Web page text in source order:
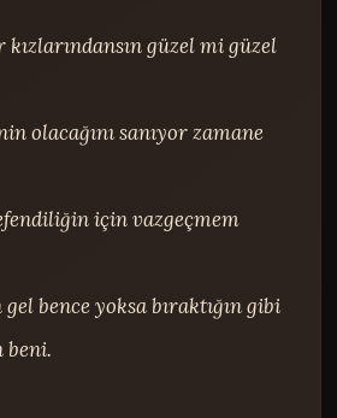
kızlarındansın güzel mi güzel
olacağını sanıyor zamane
için vazgeçmem
bence yoksa bıraktığın gibi
beni.